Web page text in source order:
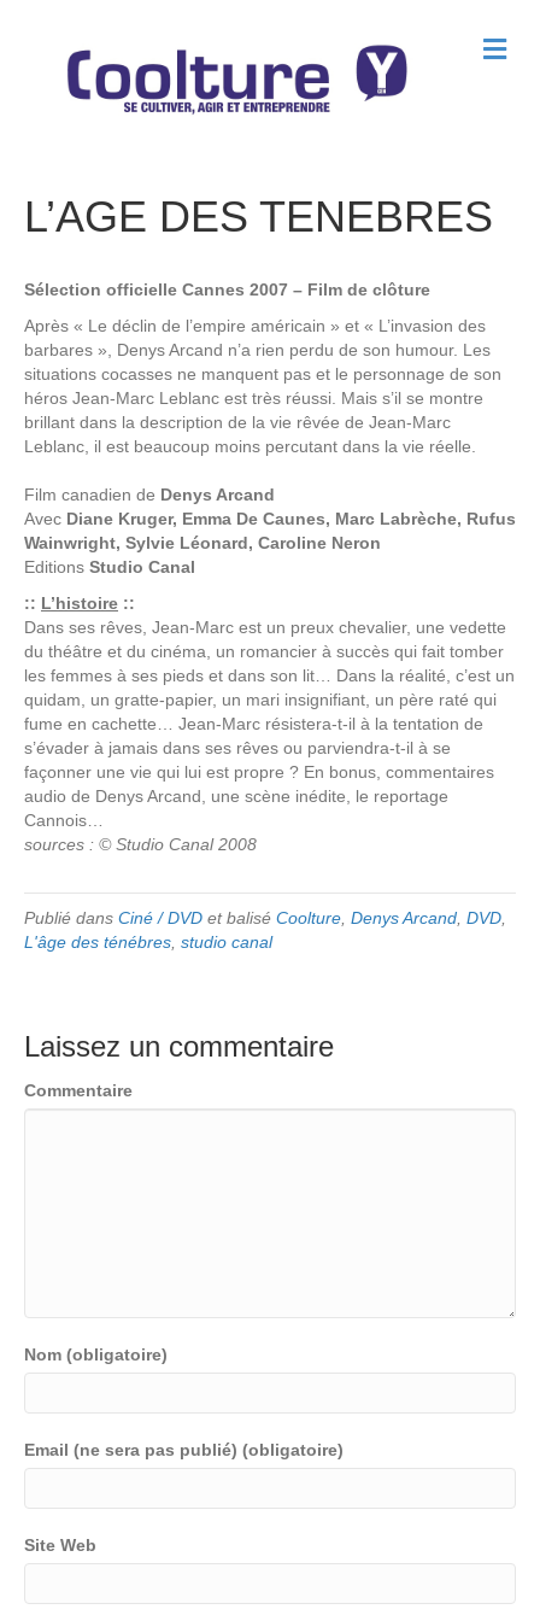
M
e
L’AGE DES TENEBRES
Sélection officielle Cannes 2007 – Film de clôture
Après « Le déclin de l’empire américain » et « L’invasion des
barbares », Denys Arcand n’a rien perdu de son humour. Les
situations cocasses ne manquent pas et le personnage de son
héros Jean-Marc Leblanc est très réussi. Mais s’il se montre
brillant dans la description de la vie rêvée de Jean-Marc
Leblanc, il est beaucoup moins percutant dans la vie réelle.
Film canadien de Denys Arcand
Avec Diane Kruger, Emma De Caunes, Marc Labrèche, Rufus
Wainwright, Sylvie Léonard, Caroline Neron
Editions Studio Canal
:: L’histoire ::
Dans ses rêves, Jean-Marc est un preux chevalier, une vedette
du théâtre et du cinéma, un romancier à succès qui fait tomber
les femmes à ses pieds et dans son lit… Dans la réalité, c’est un
quidam, un gratte-papier, un mari insignifiant, un père raté qui
fume en cachette… Jean-Marc résistera-t-il à la tentation de
s’évader à jamais dans ses rêves ou parviendra-t-il à se
façonner une vie qui lui est propre ? En bonus, commentaires
audio de Denys Arcand, une scène inédite, le reportage
Cannois…
sources : © Studio Canal 2008
Publié dans Ciné / DVD et balisé Coolture Denys Arcand DVD
L'âge des ténébres studio canal
Laissez un commentaire
Commentaire
Nom (obligatoire)
Email (ne sera pas publié) (obligatoire)
Site Web